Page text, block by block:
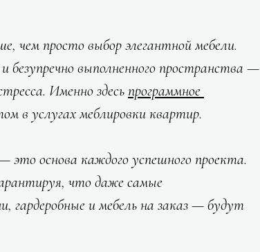
чем просто выбор элегантной мебели.
безупречно выполненного пространства —
Именно здесь программное
в услугах меблировки квартир.
это основа каждого успешного проекта.
что даже самые
и мебель на заказ — будут